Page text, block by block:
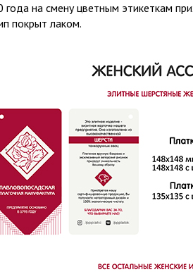
года на смену цветным этикеткам
покрыт лаком.